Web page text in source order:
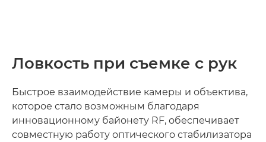
Ловкость при съемке с рук
Быстрое взаимодействие камеры и объектива,
которое стало возможным благодаря
инновационному байонету RF, обеспечивает
совместную работу оптического стабилизатора